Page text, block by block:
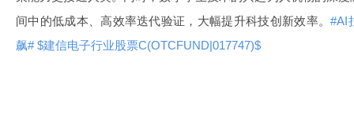
间中的低成本、高效率迭代验证，大幅提升科技创新效率。#AI
飙#$建信电子行业股票C(OTCFUND|017747)$